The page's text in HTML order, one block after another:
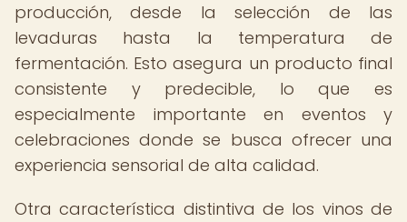
producción, desde la selección de las
levaduras hasta la temperatura de
fermentación. Esto asegura un producto final
consistente y predecible, lo que es
especialmente importante en eventos y
celebraciones donde se busca ofrecer una
experiencia sensorial de alta calidad.
Otra característica distintiva de los vinos de